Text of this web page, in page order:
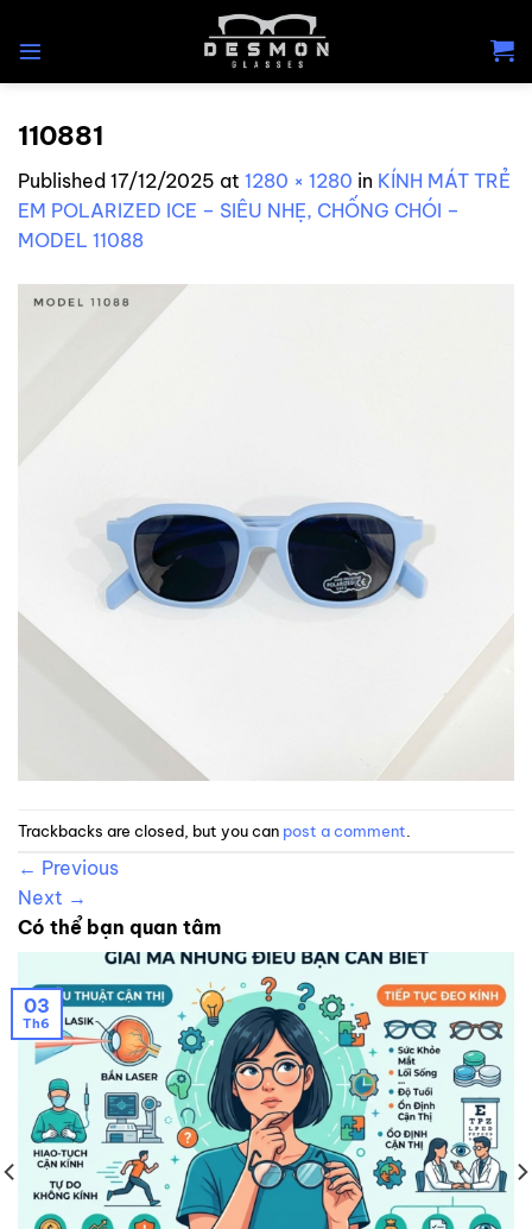
110881
Published 17/12/2025 at 1280 × 1280 in KÍNH MÁT TRẺ
EM POLARIZED ICE – SIÊU NHẸ, CHỐNG CHÓI –
MODEL 11088
Trackbacks are closed, but you can post a comment
← Previous
Next →
Có thể bạn quan tâm
03
Th6